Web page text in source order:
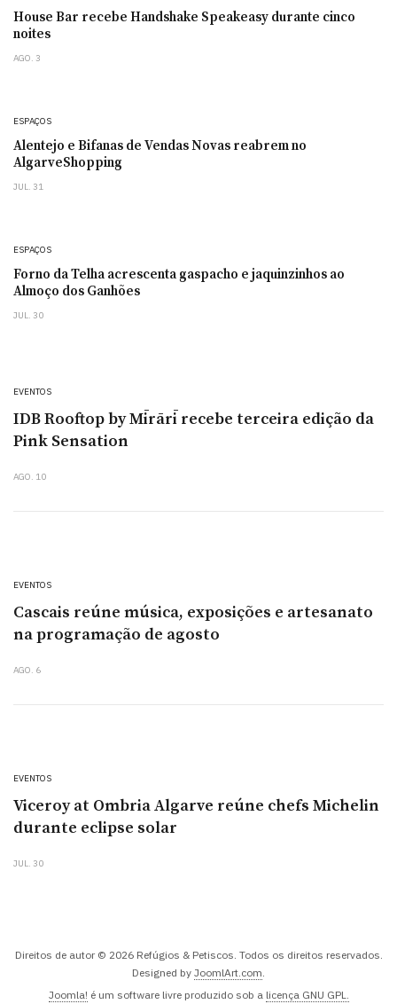
House Bar recebe Handshake Speakeasy durante cinco
noites
AGO. 3
ESPAÇOS
Alentejo e Bifanas de Vendas Novas reabrem no
AlgarveShopping
JUL. 31
ESPAÇOS
Forno da Telha acrescenta gaspacho e jaquinzinhos ao
Almoço dos Ganhões
JUL. 30
EVENTOS
IDB Rooftop by Mīrārī recebe terceira edição da
Pink Sensation
AGO. 10
EVENTOS
Cascais reúne música, exposições e artesanato
na programação de agosto
AGO. 6
EVENTOS
Viceroy at Ombria Algarve reúne chefs Michelin
durante eclipse solar
JUL. 30
Direitos de autor © 2026 Refúgios & Petiscos. Todos os direitos reservados.
Designed by JoomlArt.com.
Joomla! é um software livre produzido sob a licença GNU GPL.